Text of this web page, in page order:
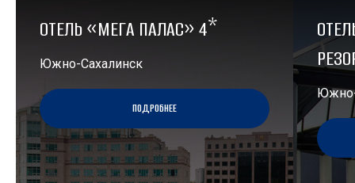
ОТЕЛЬ «МЕГА ПАЛАС» 4*
Южно-Сахалинск
ПОДРОБНЕЕ